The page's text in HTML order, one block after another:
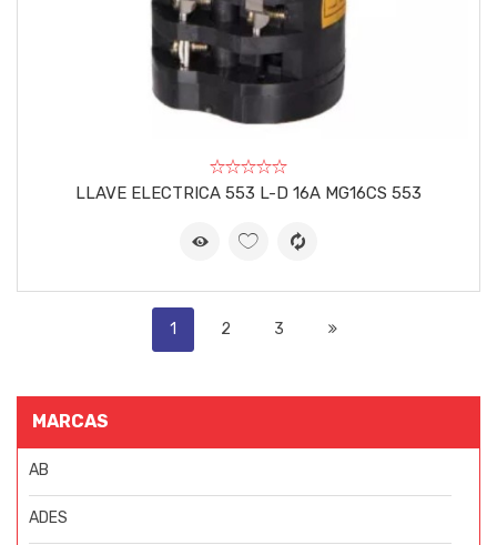
MARCAS
AB
ADES
LLAVE ELECTRICA 553 L-D 16A MG16CS 553
1 2 3